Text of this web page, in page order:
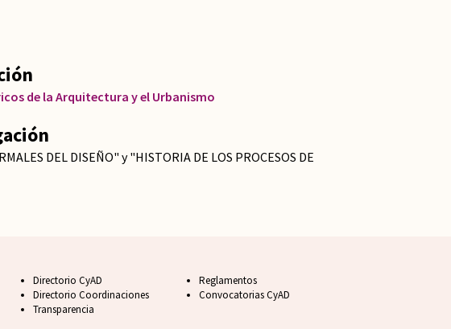
de la Arquitectura y el Urbanismo
DEL DISEÑO" y "HISTORIA DE LOS PROCESOS DE
Footer CyAD
Directorio CyAD
Directorio Coordinaciones
Transparencia
Footer FAQ
Reglamentos
Convocatorias CyAD